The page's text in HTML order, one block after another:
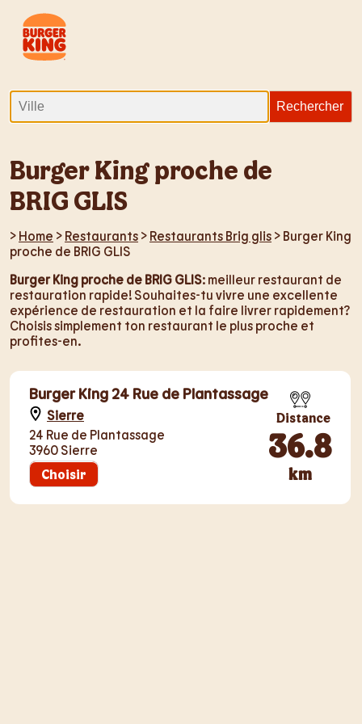
Burger King proche de
BRIG GLIS
> Home > Restaurants > Restaurants Brig glis > Burger King
proche de BRIG GLIS
Burger King proche de BRIG GLIS: meilleur restaurant de
restauration rapide! Souhaites-tu vivre une excellente
expérience de restauration et la faire livrer rapidement?
Choisis simplement ton restaurant le plus proche et
profites-en.
Burger King 24 Rue de Plantassage
Sierre
24 Rue de Plantassage
3960 Sierre
Choisir
Distance
36.8
km